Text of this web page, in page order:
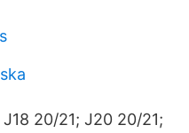
20/21; J20 20/21;